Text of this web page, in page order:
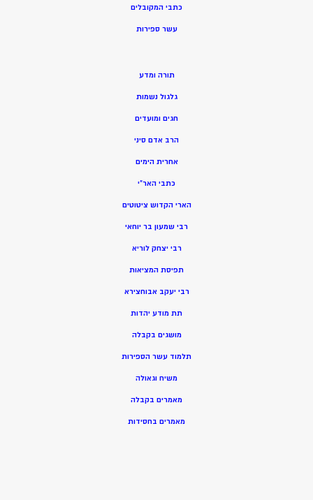
כתבי המקובלים
עשר ספירות
תורה ומדע
גלגול נשמות
חגים ומועדים
הרב אדם סיני
אחרית הימים
כתבי האר”י
הארי הקדוש ציטוטים
רבי שמעון בר יוחאי
רבי יצחק לוריא
תפיסת המציאות
רבי יעקב אבוחצירא
תת מודע יהדות
מושגים בקבלה
תלמוד עשר הספירות
משיח וגאולה
מאמרים בקבלה
מאמרים בחסידות